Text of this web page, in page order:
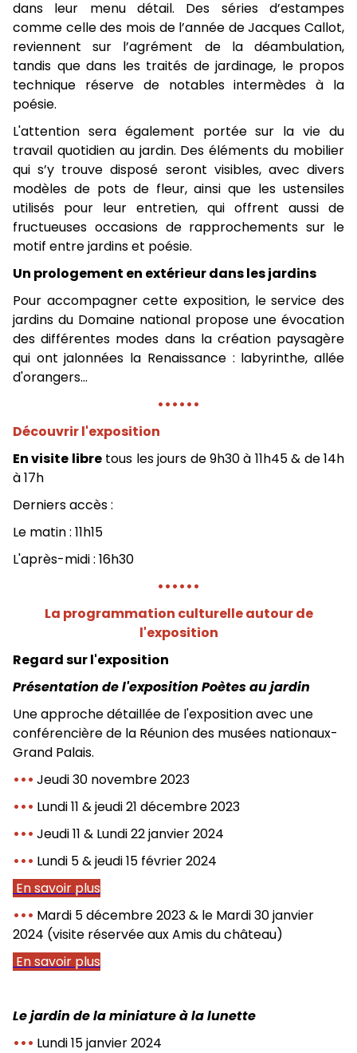
dans leur menu détail. Des séries d’estampes
comme celle des mois de l’année de Jacques Callot,
reviennent sur l’agrément de la déambulation,
tandis que dans les traités de jardinage, le propos
technique réserve de notables intermèdes à la
poésie.
L'attention sera également portée sur la vie du
travail quotidien au jardin. Des éléments du mobilier
qui s’y trouve disposé seront visibles, avec divers
modèles de pots de fleur, ainsi que les ustensiles
utilisés pour leur entretien, qui offrent aussi de
fructueuses occasions de rapprochements sur le
motif entre jardins et poésie.
Un prologement en extérieur dans les jardins
Pour accompagner cette exposition, le service des
jardins du Domaine national propose une évocation
des différentes modes dans la création paysagère
qui ont jalonnées la Renaissance : labyrinthe, allée
d'orangers...
••••••
Découvrir l'exposition
En visite libretous les jours de 9h30 à 11h45 & de 14h
à 17h
Derniers accès :
Le matin : 11h15
L'après-midi : 16h30
••••••
La programmation culturelle autour de
l'exposition
Regard sur l'exposition
Présentation de l'exposition Poètes au jardin
Une approche détaillée de l'exposition avec une
conférencière de la Réunion des musées nationaux-
Grand Palais.
••• Jeudi 30 novembre 2023
••• Lundi 11 & jeudi 21 décembre 2023
••• Jeudi 11 & Lundi 22 janvier 2024
••• Lundi 5 & jeudi 15 février 2024
En savoir plus
••• Mardi 5 décembre 2023& le Mardi 30 janvier
2024 (visite réservée aux Amis du château)
En savoir plus
Le jardin de la miniature à la lunette
••• Lundi 15 janvier 2024